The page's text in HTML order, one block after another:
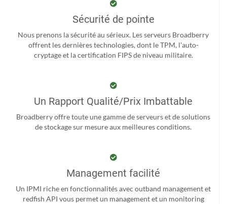
Sécurité de pointe
Nous prenons la sécurité au sérieux. Les serveurs Broadberry
offrent les dernières technologies, dont le TPM, l'auto-
cryptage et la certification FIPS de niveau militaire.
Un Rapport Qualité/Prix Imbattable
Broadberry offre toute une gamme de serveurs et de solutions
de stockage sur mesure aux meilleures conditions.
Management facilité
Un IPMI riche en fonctionnalités avec outband management et
redfish API vous permet un management et un monitoring